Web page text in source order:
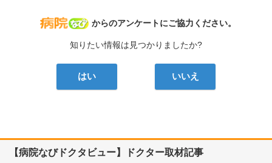
病院なび
からのアンケートにご協力ください。
知りたい情報は見つかりましたか?
はい いいえ
【病院なびドクタビュー】ドクター取材記事